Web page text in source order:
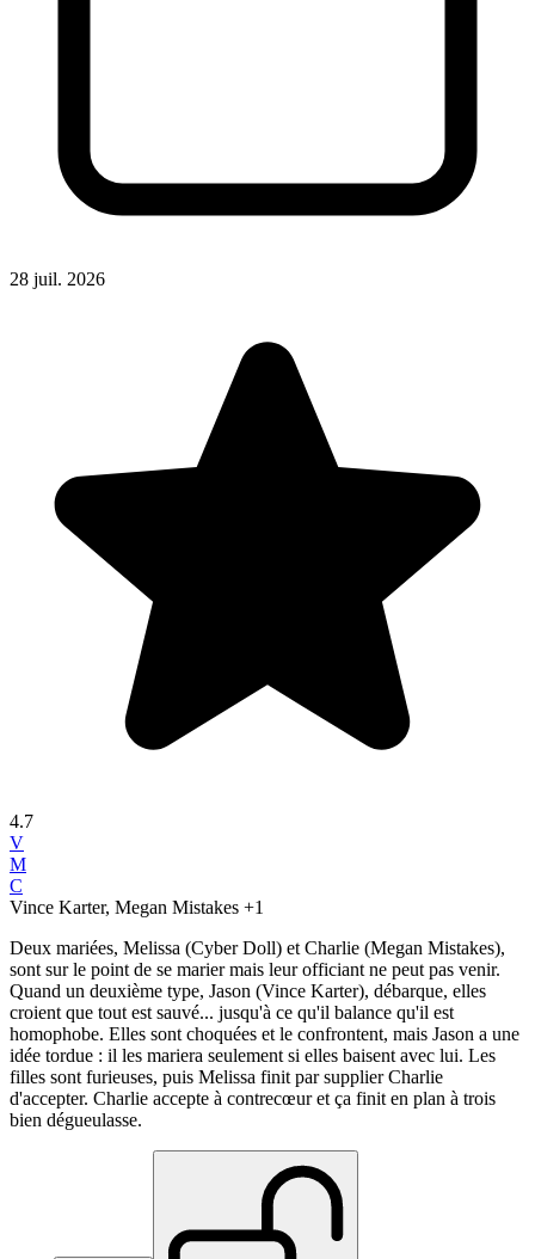
28 juil. 2026
4.7
V
M
C
Vince Karter, Megan Mistakes +1
Deux mariées, Melissa (Cyber Doll) et Charlie (Megan Mistakes),
sont sur le point de se marier mais leur officiant ne peut pas venir.
Quand un deuxième type, Jason (Vince Karter), débarque, elles
croient que tout est sauvé... jusqu'à ce qu'il balance qu'il est
homophobe. Elles sont choquées et le confrontent, mais Jason a une
idée tordue : il les mariera seulement si elles baisent avec lui. Les
filles sont furieuses, puis Melissa finit par supplier Charlie
d'accepter. Charlie accepte à contrecœur et ça finit en plan à trois
bien dégueulasse.